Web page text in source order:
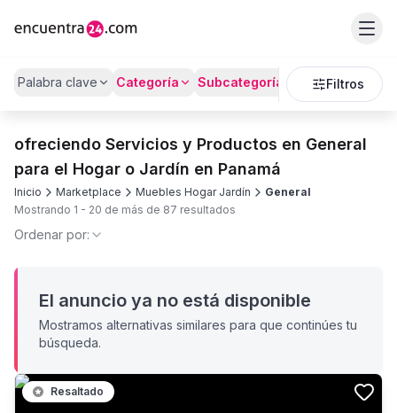
Palabra clave Categoría Subcategoría PrecioFiltros
ofreciendo Servicios y Productos en General
para el Hogar o Jardín en Panamá
Inicio Marketplace Muebles Hogar Jardín
General
Mostrando 1 - 20 de más de 87 resultados
Ordenar por:
El anuncio ya no está disponible
Mostramos alternativas similares para que continúes tu
búsqueda.
Resaltado